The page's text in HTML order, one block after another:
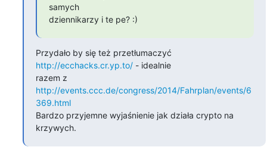
samych
dziennikarzy i te pe? :)
http://ecchacks.cr.yp.to/ - idealnie
http://events.ccc.de/congress/2014/Fahrplan/events/6
369.html
Bardzo przyjemne wyjaśnienie jak działa crypto na
krzywych.